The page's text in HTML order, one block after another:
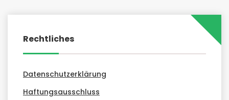
Rechtliches
Datenschutzerklärung
Haftungsausschluss